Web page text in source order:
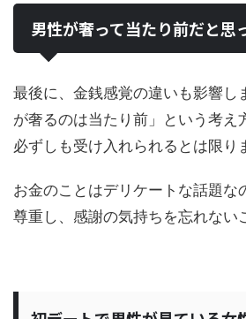
男性が奢って当たり前だと思
最後に、金銭感覚の違いも影響し
が奢るのは当たり前」という考え
必ずしも受け入れられるとは限り
お金のことはデリケートな話題な
尊重し、感謝の気持ちを忘れない